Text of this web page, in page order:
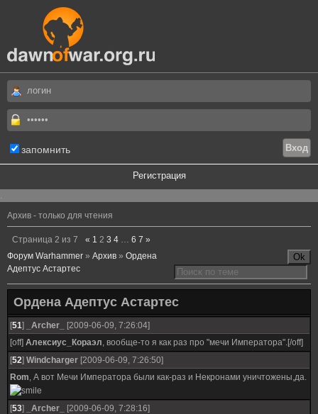
запомнить
Регистрация
.
Архив - только для чтения
Страница 2 из 7 « 1 2 3 4 … 6 7 »
Форум Warhammer » Архив » Ордена
Адептус Астартес
Ордена Адептус Астартес
[51] _Archer_
[2009-06-09, 7:26:04]
[off] Алексиус_Кораэл, вообще-то я как раз про "мечи Императора".[/off]
[52] Windcharger [2009-06-09, 7:26:50]
Rom, А вот Мечи Императора были как-раз и Некронами уничтожены,да.
[53] _Archer_ [2009-06-09, 7:28:16]